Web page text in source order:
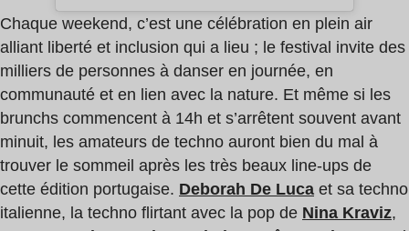
Chaque weekend, c’est une célébration en plein air
alliant liberté et inclusion qui a lieu ; le festival invite des
milliers de personnes à danser en journée, en
communauté et en lien avec la nature. Et même si les
brunchs commencent à 14h et s’arrêtent souvent avant
minuit, les amateurs de techno auront bien du mal à
trouver le sommeil après les très beaux line-ups de
cette édition portugaise. Deborah De Luca et sa techno
italienne, la techno flirtant avec la pop de Nina Kraviz,